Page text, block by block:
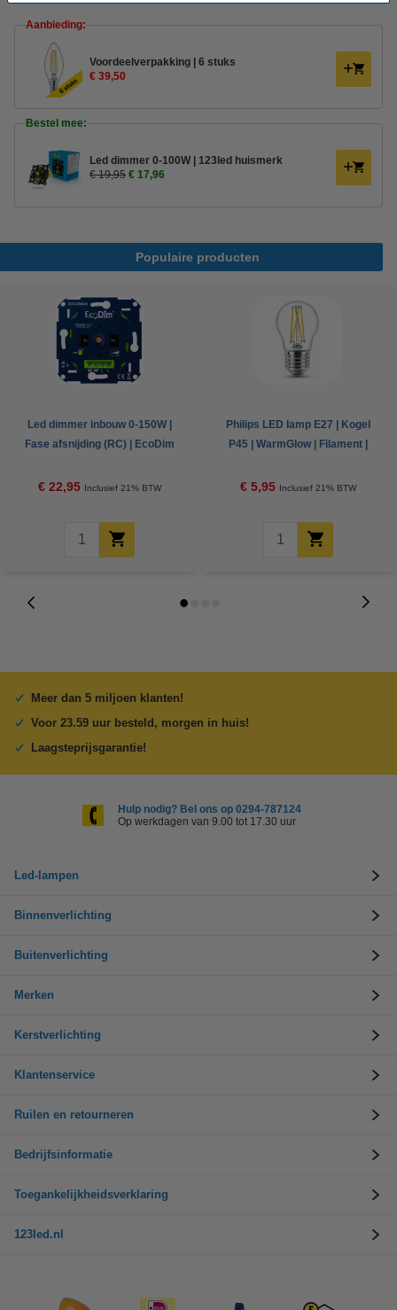
Aanbieding:
Voordeelverpakking | 6 stuks
€ 39,50
Bestel mee:
Led dimmer 0-100W | 123led huismerk
€ 19,95 € 17,96
Populaire producten
Led dimmer inbouw 0-150W |
Fase afsnijding (RC) | EcoDim
€ 22,95 Inclusief 21% BTW
Philips LED lamp E27 | Kogel
P45 | WarmGlow | Filament |
€ 5,95 Inclusief 21% BTW
Meer dan 5 miljoen klanten!
Voor 23.59 uur besteld, morgen in huis!
Laagsteprijsgarantie!
Hulp nodig? Bel ons op 0294-787124
Op werkdagen van 9.00 tot 17.30 uur
Led-lampen
Binnenverlichting
Buitenverlichting
Merken
Kerstverlichting
Klantenservice
Ruilen en retourneren
Bedrijfsinformatie
Toegankelijkheidsverklaring
123led.nl